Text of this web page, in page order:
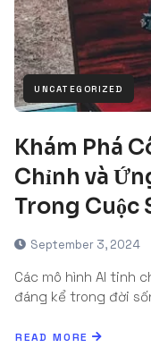
UNCATEGORIZED
Khám Phá
Chỉnh và
Trong Cuộc
September 3, 2024
Các mô hình AI tinh
đáng kể trong đời
READ MORE